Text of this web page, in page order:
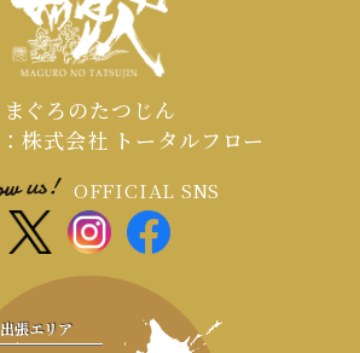
まぐろのたつじん
株式会社 トータルフロー
OFFICIAL SNS
出張エリア